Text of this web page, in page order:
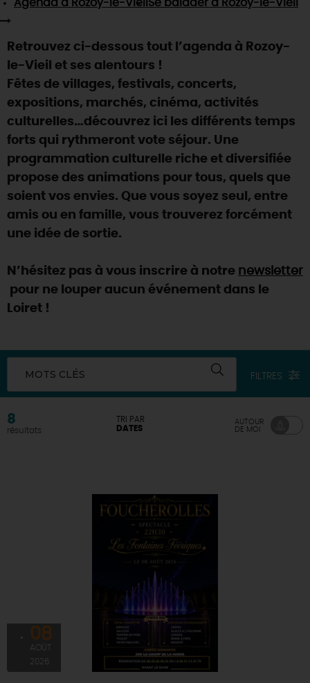
Visitesgourmandesetcréatives
Chic,une aire de pique-nique
Par ici les guinguettes
Que rapporter du Loiret ?
La Route desMétiers d'Art
TOUT L'ART DE VIVRE
(re)Découvrir les coulisses de la Faïencerie de
Expérimenterles parcours Baludik
Une saison de festivals 🎉
Rendez-vous de la nature en 2026
Programme des animations "Loiret au fil de l'eau"
AUJOURD'HUI
TOUT L'AGENDA
SE REPÉRER,SE DÉPLACER
INFOS & SERVICES
RÉSERVER MAINTENANT
Agenda à Rozoy-le-Vieil Se balader à Rozoy-le-Vieil
Retrouvez ci-dessous tout l’agenda à Rozoy-
le-Vieil et ses alentours !
Fêtes de villages, festivals, concerts,
expositions, marchés, cinéma, activités
culturelles…découvrez ici les différents temps
forts qui rythmeront vote séjour. Une
programmation culturelle riche et diversifiée
propose des animations pour tous, quels que
soient vos envies. Que vous soyez seul, entre
amis ou en famille, vous trouverez forcément
une idée de sortie.
N’hésitez pas à vous inscrire à notre newsletter
pour ne louper aucun événement dans le
Loiret !
MOTS CLÉS FILTRES
8
résultats
TRI PAR
DATES
AUTOUR
DE MOI
08
AOÛT
2026